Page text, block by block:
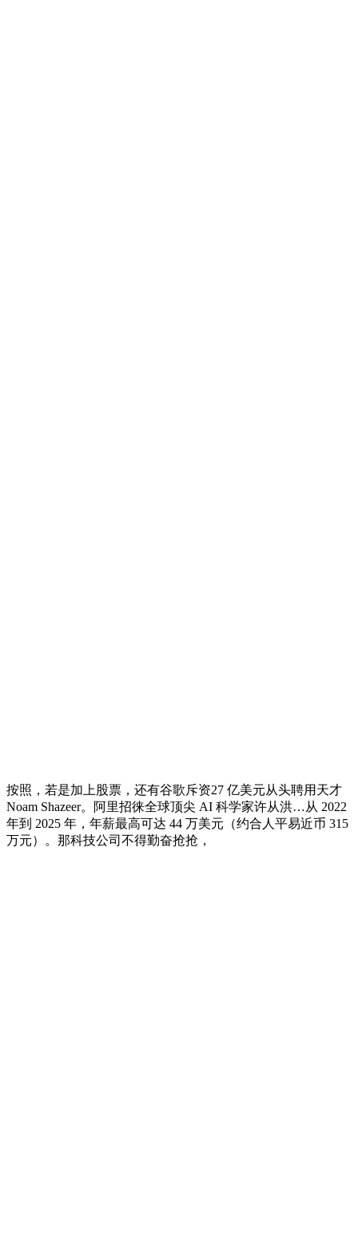
按照，若是加上股票，还有谷歌斥资27 亿美元从头聘用天才
Noam Shazeer。阿里招徕全球顶尖 AI 科学家许从洪…从 2022
年到 2025 年，年薪最高可达 44 万美元（约合人平易近币 315
万元）。那科技公司不得勤奋抢抢，